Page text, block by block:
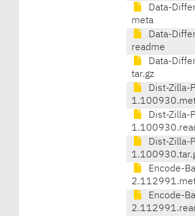
Data-
meta
Data-
readme
Data-
tar.gz
Dist-Zilla-
Dist-Zilla-
Dist-Zilla-
Encode-
Encode-